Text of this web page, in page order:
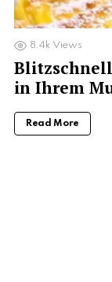
8.4k Views
in Ihrem
Read More